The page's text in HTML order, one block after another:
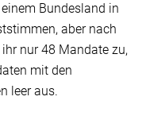
Bundesland in
aber nach
nur 48 Mandate zu,
mit den
leer aus.